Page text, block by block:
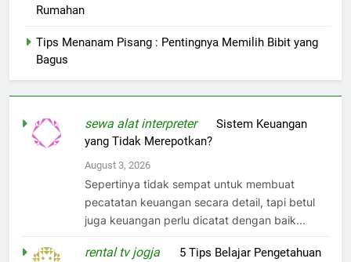
Rumahan
Tips Menanam Pisang : Pentingnya Memilih Bibit yang
Bagus
sewa alat interpreteronSistem Keuangan
yang Tidak Merepotkan?
August 3, 2026
Sepertinya tidak sempat untuk membuat
pecatatan keuangan secara detail, tapi betul
juga keuangan perlu dicatat dengan baik...
rental tv jogja
5 Tips Belajar Pengetahuan